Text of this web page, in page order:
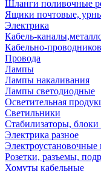
Шланги поливочные
Ящики почтовые,
Электрика
Кабель-
Кабельно-
Провода
Лампы
Лампы накаливания
Лампы светодиодные
Осветительная
Светильники
Стабилизаторы,
Электрика разное
Электроустановочные
Розетки, разъемы,
Хомуты кабельные